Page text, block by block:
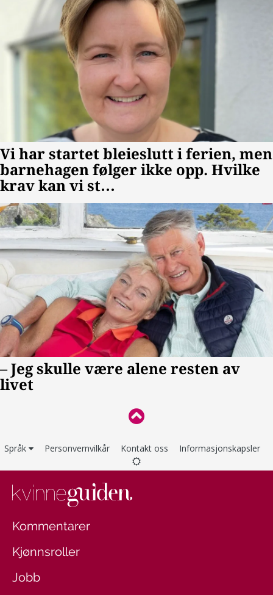
Språk Personvernvilkår Kontakt oss Informasjonskapsler
Kommentarer
Kjønnsroller
Jobb